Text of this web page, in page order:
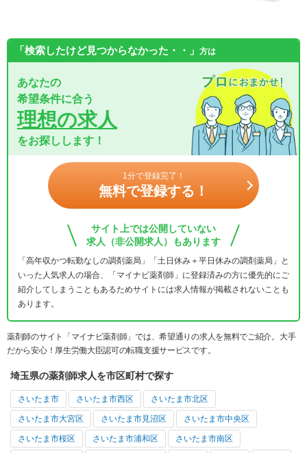
「検索したけど見つからなかった・・」 方は
あなたの
希望条件に合う
理想の求人
をお探しします！
1分で登録完了！
無料で登録する！
サイト上では公開していない
求人（非公開求人）もあります
「高年収かつ転勤なしの調剤薬局」「土日休み＋平日休みの調剤薬局」と
いった人気求人の場合、「マイナビ薬剤師」に登録済みの方に優先的にご
紹介してしまうこともあるためサイトには求人情報が掲載されないことも
あります。
薬剤師のサイト「マイナビ薬剤師」では、希望通りの求人を無料でご紹介。大手
だから安心！厚生労働大臣認可の転職支援サービスです。
埼玉県の薬剤師求人を市区町村で探す
さいたま市 さいたま市西区 さいたま市北区
さいたま市大宮区 さいたま市見沼区 さいたま市中央区
さいたま市桜区 さいたま市浦和区 さいたま市南区